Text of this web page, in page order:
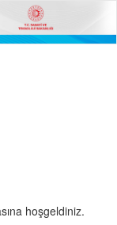
hoşgeldiniz.